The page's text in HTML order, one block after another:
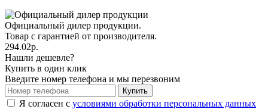
Официальный дилер продукции.
Товар с гарантией от производителя.
294.02р.
Нашли дешевле?
Купить в один клик
Введите номер телефона и мы перезвоним
Купить
Я согласен с условиями обработки персональных данных